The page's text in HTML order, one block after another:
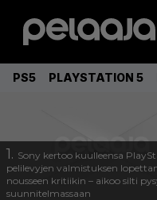
PS5 PLAYSTATION 5
1. Sony kertoo kuulleensa
pelilevyjen valmistuksen
nousseen kritiikin – aikoo silti
suunnitelmassaan